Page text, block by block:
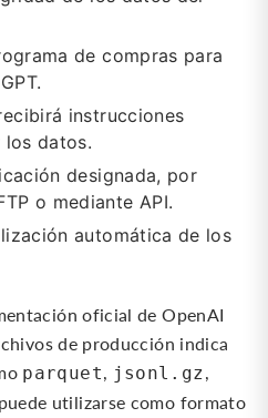
de compras para
instrucciones
los datos.
designada, por
o mediante API.
automática de los
oficial de OpenAI
de producción indica
parquet, jsonl.gz,
utilizarse como formato